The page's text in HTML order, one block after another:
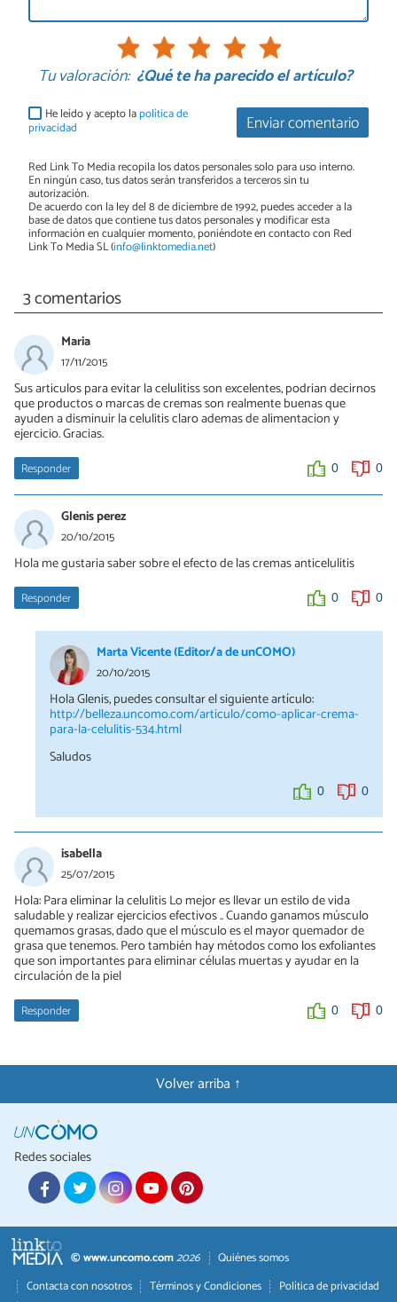
Tu valoración: ¿Qué te ha parecido el artículo?
Enviar comentario
He leído y acepto lapolítica de
privacidad
Red Link To Media recopila los datos personales solo para uso interno.
En ningún caso, tus datos serán transferidos a terceros sin tu
autorización.
De acuerdo con la ley del 8 de diciembre de 1992, puedes acceder a la
base de datos que contiene tus datos personales y modificar esta
información en cualquier momento, poniéndote en contacto con Red
Link To Media SL (info@linktomedia.net)
3 comentarios
Maria
17/11/2015
Sus articulos para evitar la celulitiss son excelentes, podrian decirnos
que productos o marcas de cremas son realmente buenas que
ayuden a disminuir la celulitis claro ademas de alimentacion y
ejercicio. Gracias.
Responder 0 0
Glenis perez
20/10/2015
Hola me gustaria saber sobre el efecto de las cremas anticelulitis
Responder 0 0
Marta Vicente (Editor/a de unCOMO)
20/10/2015
Hola Glenis, puedes consultar el siguiente artículo:
http://belleza.uncomo.com/articulo/como-aplicar-crema-
para-la-celulitis-534.html
Saludos
0 0
isabella
25/07/2015
Hola: Para eliminar la celulitis Lo mejor es llevar un estilo de vida
saludable y realizar ejercicios efectivos .. Cuando ganamos músculo
quemamos grasas, dado que el músculo es el mayor quemador de
grasa que tenemos. Pero también hay métodos como los exfoliantes
que son importantes para eliminar células muertas y ayudar en la
circulación de la piel
Responder 0 0
Volver arriba ↑
Redes sociales
© www.uncomo.com2026
Quiénes somos
Contacta con nosotros
Términos y Condiciones
Política de privacidad